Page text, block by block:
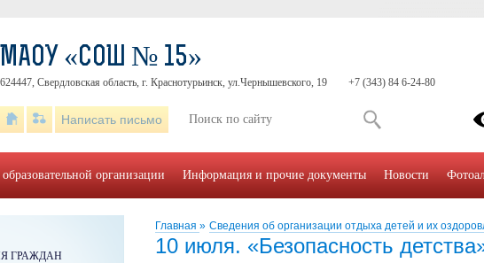
Главная » Сведения об организации отдыха детей и их
10 июля. «Безопасность
ГРАЖДАН
МАОУ «СОШ № 15»
624447, Свердловская область, г. Краснотурьинск, ул.Чернышевского, 19 +7 (343) 84 6-24-80
Написать письмо
организации Информация и прочие документы Новости